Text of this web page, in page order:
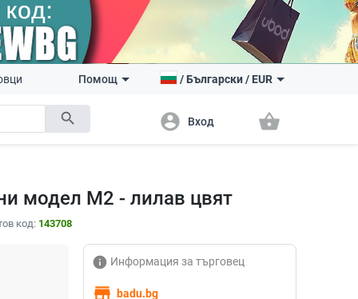
search
Помощ /Български/ EUR
account_circle Вход shopping_basket
модел M2 - лилав цвят
код: 143708
info Информация за търговец
store badu.bg